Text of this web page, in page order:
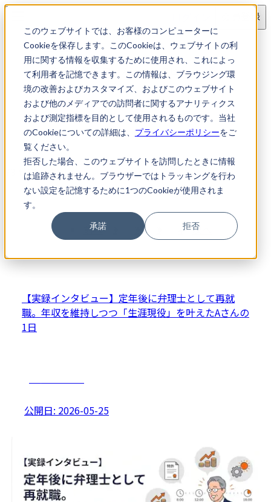
このウェブサイトでは、お客様のコンピューターに
Cookieを保存します。このCookieは、ウェブサイトの利
用に関する情報を収集するために使用され、これによっ
て利用者を記憶できます。この情報は、ブラウジング環
境の改善およびカスタマイズ、およびこのウェブサイト
および他のメディアでの訪問者に関するアナリティクス
および測定指標を目的として使用されるものです。当社
のCookieについての詳細は、 プライバシーポリシーをご
覧ください。
拒否した場合、このウェブサイトを訪問したときに情報
は追跡されません。ブラウザーではトラッキングを行わ
ない設定を記憶するために1つのCookieが使用されま
す。
承諾 拒否
会員登録
ブログ
知財転職のコラム・インタビュー一覧
カテゴリ
件21〜40件
前へ 4 次へ
【実録インタビュー】定年後に弁理士として再就
職。年収を維持しつつ「生涯現役」を叶えたAさんの
1日
公開日: 2026-05-25